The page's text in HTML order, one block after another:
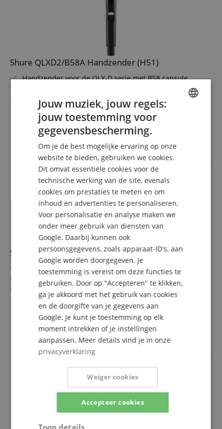
Shure QLXD2/B58A Handzender (H51)
Handzender voor de QLX-D serie met B58 capsule
Groot dynamisch bereik van meer dan 120 dB
AES 256-bit encryptie voor een afluisterveilige
overdracht
Tot 9 uur continu gebruik met twee AA alkalinebatterijen
Achtergrondverlicht LCD met eenvoudig navigatiemenu
meer laten zien
555,00 €
Gratis verzenden (NL)
BTW
Shure SLXD3+ S50 Opzetzender
24 Bit / 48 kHz digitale audiokwaliteit
Dynamisch bereik >118 dB, heldere spraakweergave
Schakelbandbreedte tot 138 MHz UHF
AES-256-versleuteling geïntegreerd
ShowLink Ease-afstandsbediening mogelijk
Frequentieband S50 (823-865 MHz)
meer laten zien
499,00 €
Gratis verzenden (NL)
BTW
SPANISH
Jouw muziek, jouw regels:
jouw toestemming voor
gegevensbescherming.
Om je de best mogelijke ervaring op onze
website te bieden, gebruiken we cookies.
Dit omvat essentiële cookies voor de
technische werking van de site, evenals
cookies om prestaties te meten en om
inhoud en advertenties te personaliseren.
Voor personalisatie en analyse maken we
onder meer gebruik van diensten van
Google. Daarbij kunnen ook
persoonsgegevens, zoals apparaat-ID's, aan
Google worden doorgegeven. Je
toestemming is vereist om deze functies te
gebruiken. Door op "Accepteren" te klikken,
ga je akkoord met het gebruik van cookies
en de doorgifte van je gegevens aan
Google. Je kunt je toestemming op elk
moment intrekken of je instellingen
aanpassen. Meer details vind je in onze
privacyverklaring
Accepteer cookies
Weiger cookies
Toon details